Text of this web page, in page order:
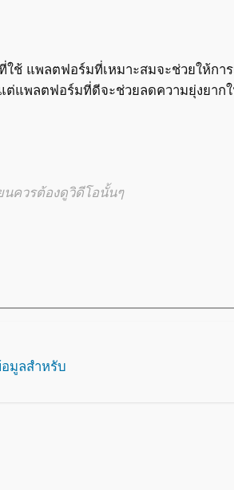
ช้ แพลตฟอร์มที่เหมาะสมจะช่วยให้กา
แพลตฟอร์มที่ดีจะช่วยลดความยุ่งยาก
นควรต้องดูวิดีโอนั้นๆ
อมูลสำหรับ